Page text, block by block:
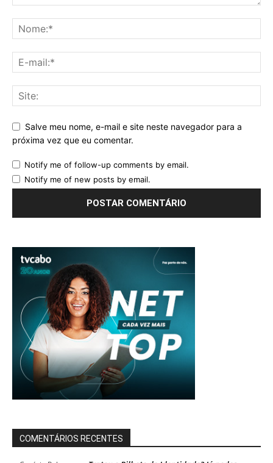
Salve meu nome, e-mail e site neste navegador para a
próxima vez que eu comentar.
Notify me of follow-up comments by email.
Notify me of new posts by email.
COMENTÁRIOS RECENTES